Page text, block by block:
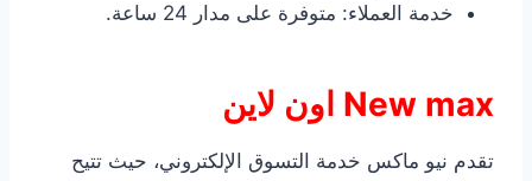
خدمة العملاء: متوفرة على مدار 24 ساعة.
New max اون لاين
تقدم نيو ماكس خدمة التسوق الإلكتروني، حيث تتيح